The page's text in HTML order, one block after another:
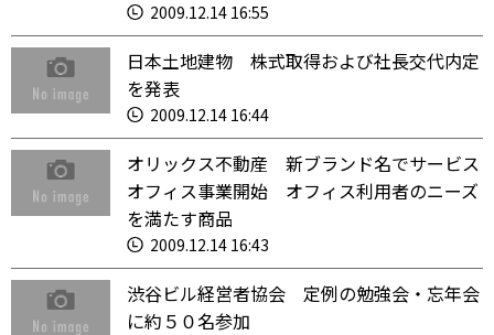
2009.12.14 16:55
日本土地建物 株式取得および社長交代内定
を発表
2009.12.14 16:44
オリックス不動産 新ブランド名でサービス
オフィス事業開始 オフィス利用者のニーズ
を満たす商品
2009.12.14 16:43
渋谷ビル経営者協会 定例の勉強会・忘年会
に約５０名参加